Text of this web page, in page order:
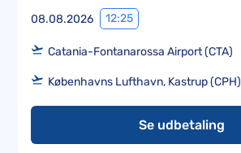
08.08.2026 12:25
Catania-Fontanarossa Airport (CTA)
Københavns Lufthavn, Kastrup (CPH)
Se udbetaling